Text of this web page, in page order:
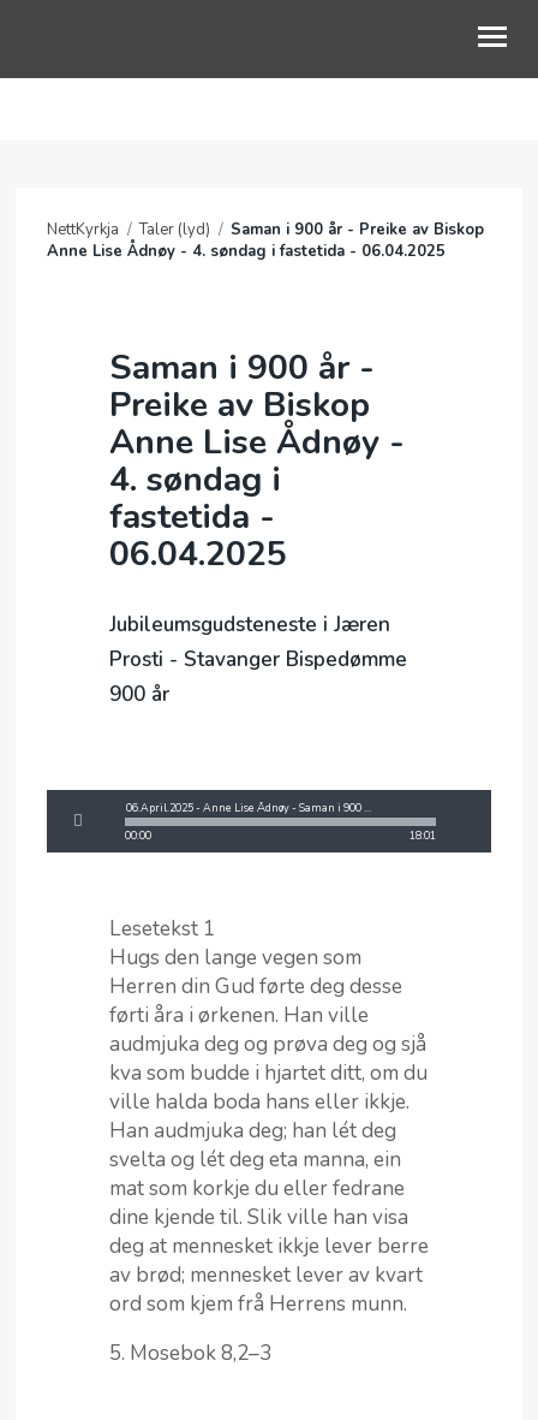
BLI MED
KALENDER
NETTKYRKJA
NettKyrkja / Taler (lyd) / Saman i 900 år - Preike av Biskop
Anne Lise Ådnøy - 4. søndag i fastetida - 06.04.2025
Saman i 900 år -
Preike av Biskop
Anne Lise Ådnøy -
4. søndag i
fastetida -
06.04.2025
Jubileumsgudsteneste i Jæren
Prosti - Stavanger Bispedømme
900 år
00:00 18:01
06.April.2025 - Anne Lise Ådnøy - Saman i 900 år.mp3
Lesetekst 1
Hugs den lange vegen som
Herren din Gud førte deg desse
førti åra i ørkenen. Han ville
audmjuka deg og prøva deg og sjå
kva som budde i hjartet ditt, om du
ville halda boda hans eller ikkje.
Han audmjuka deg; han lét deg
svelta og lét deg eta manna, ein
mat som korkje du eller fedrane
dine kjende til. Slik ville han visa
deg at mennesket ikkje lever berre
av brød; mennesket lever av kvart
ord som kjem frå Herrens munn.
5. Mosebok 8,2–3